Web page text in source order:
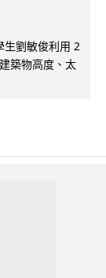
生劉敏俊利用 2
築物高度、太